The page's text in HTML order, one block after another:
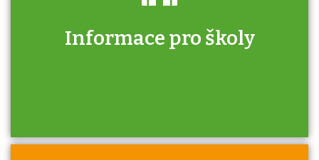
Informace pro školy
Zjistěte, jak se přihlásit ke zkoušce a kde